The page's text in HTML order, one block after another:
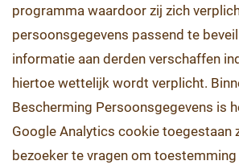
programma waardoor zij zich
persoonsgegevens passend te
informatie aan derden verschaffen
hiertoe wettelijk wordt verplicht.
Bescherming Persoonsgegevens is
Google Analytics cookie toegestaan
bezoeker te vragen om